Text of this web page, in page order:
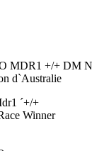
MDR1 +/+ DM
´+/+